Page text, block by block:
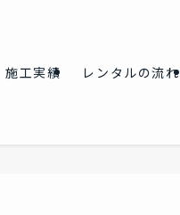
施工実績 レンタルの流れ